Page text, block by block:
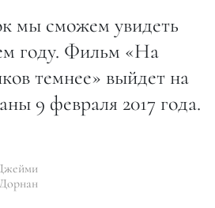
мы сможем увидеть
году. Фильм «На
темнее» выйдет на
9 февраля 2017 года.